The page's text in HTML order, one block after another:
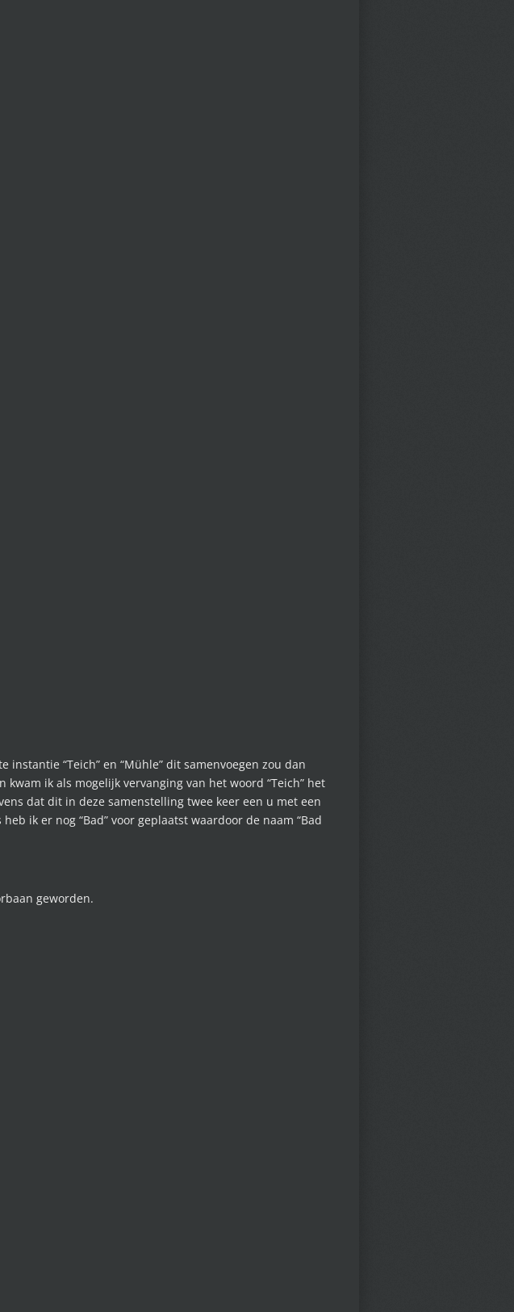
“Teich” en “Mühle” dit samenvoegen zou dan
ik als mogelijk vervanging van het woord “Teich” het
dat dit in deze samenstelling twee keer een u met een
ik er nog “Bad” voor geplaatst waardoor de naam “Bad
geworden.